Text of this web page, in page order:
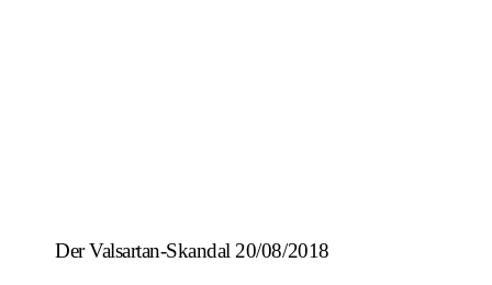
Der Valsartan-Skandal 20/08/2018